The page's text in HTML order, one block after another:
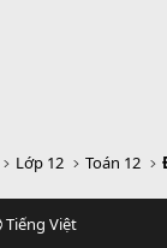
Lớp 12 Toán 12
Tiếng Việt